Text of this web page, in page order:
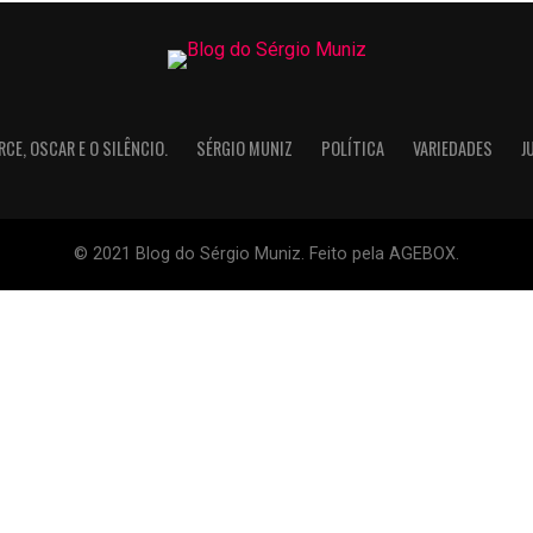
OSCAR E O SILÊNCIO. SÉRGIO MUNIZ POLÍTICA VARIEDADES
© 2021 Blog do Sérgio Muniz. Feito pela AGEBOX.